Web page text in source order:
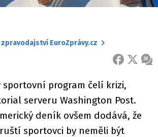
EuroZprávy.cz
FACEBOOK
X
sportovní program čelí krizi,
serveru Washington Post.
deník ovšem dodává, že
sportovci by neměli být